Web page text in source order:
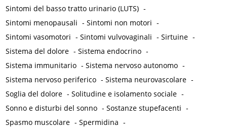
Sintomi del basso tratto urinario (LUTS) -
Sintomi menopausali -Sintomi non motori -
Sintomi vasomotori -Sintomi vulvovaginali -Sirtuine -
Sistema del dolore -Sistema endocrino -
Sistema immunitario -Sistema nervoso autonomo -
Sistema nervoso periferico -Sistema neurovascolare -
Soglia del dolore -Solitudine e isolamento sociale -
Sonno e disturbi del sonno -Sostanze stupefacenti -
Spasmo muscolare -Spermidina -